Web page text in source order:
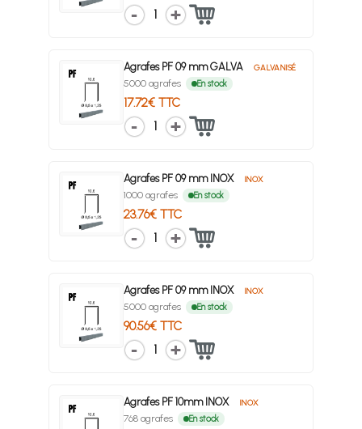
1
Agrafes PF 09 mm GALVA GALVANISÉ
5000 agrafes En stock
17.72€ TTC
1
Agrafes PF 09 mm INOX INOX
1000 agrafes En stock
23.76€ TTC
1
Agrafes PF 09 mm INOX INOX
5000 agrafes En stock
90.56€ TTC
1
Agrafes PF 10mm INOX INOX
768 agrafes En stock